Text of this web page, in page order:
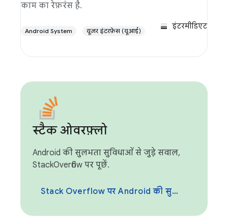
काम का रेफ़रंस है.
Android System यूज़र इंटरफ़ेस (यूआई)
इंटरमीडिएट
स्टैक ओवरफ़्लो
Android की सुलभता सुविधाओं से जुड़े सवाल,
StackOverflow पर पूछें.
Stack Overflow पर Android की सुलभता सुविधा